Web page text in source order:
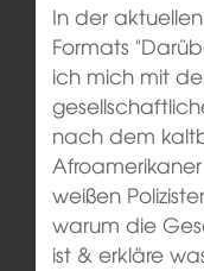
In der
Formats
ich mich mit
nach dem
weißen
warum die
ist & erkläre